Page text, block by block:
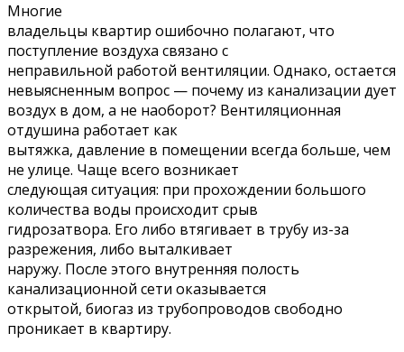
Многие
владельцы квартир ошибочно полагают, что
поступление воздуха связано с
неправильной работой вентиляции. Однако, остается
невыясненным вопрос — почему из канализации дует
воздух в дом, а не наоборот? Вентиляционная
отдушина работает как
вытяжка, давление в помещении всегда больше, чем
не улице. Чаще всего возникает
следующая ситуация: при прохождении большого
количества воды происходит срыв
гидрозатвора. Его либо втягивает в трубу из-за
разрежения, либо выталкивает
наружу. После этого внутренняя полость
канализационной сети оказывается
открытой, биогаз из трубопроводов свободно
проникает в квартиру.